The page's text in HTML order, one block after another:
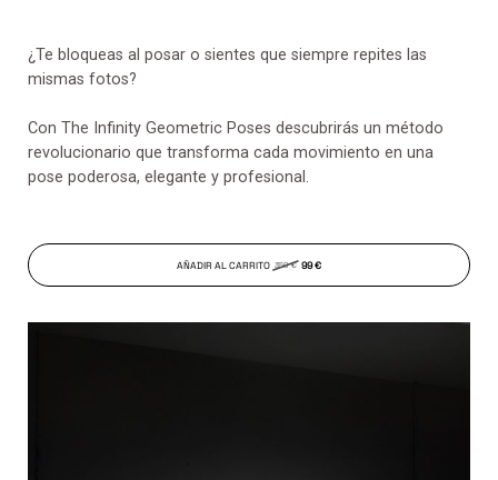
¿Te bloqueas al posar o sientes que siempre repites las
mismas fotos?
Con The Infinity Geometric Poses descubrirás un método
revolucionario que transforma cada movimiento en una
pose poderosa, elegante y profesional.
AÑADIR AL CARRITO 350 € 99 €